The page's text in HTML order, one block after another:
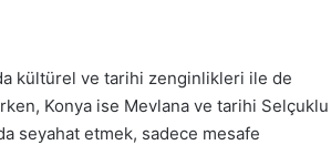
kültürel ve tarihi zenginlikleri ile de
Konya ise Mevlana ve tarihi Selçuklu
seyahat etmek, sadece mesafe